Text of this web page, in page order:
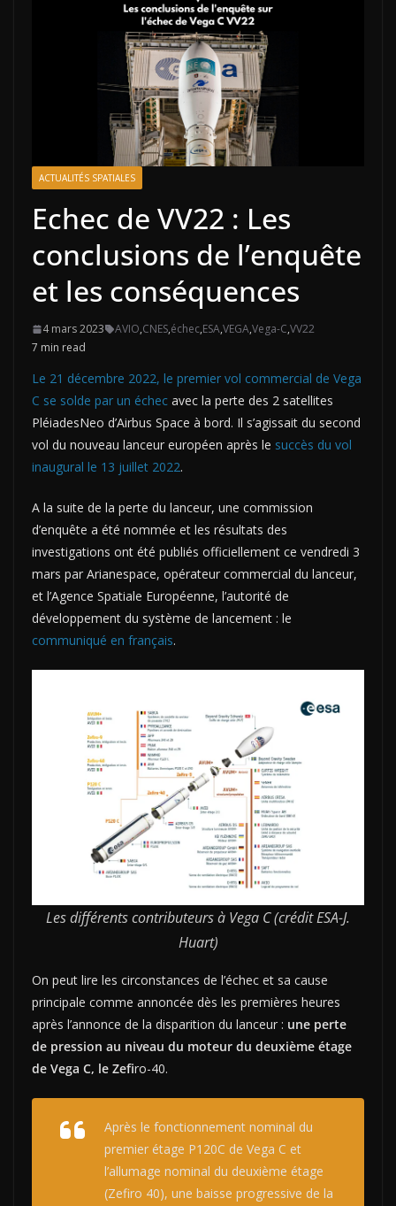
ACTUALITÉS SPATIALES
Echec de VV22 : Les
conclusions de l’enquête
et les conséquences
4 mars 2023 AVIO,CNES,échec,ESA,VEGA,Vega-C,VV22
7 min read
Le 21 décembre 2022, le premier vol commercial de Vega
C se solde par un échec avec la perte des 2 satellites
PléiadesNeo d’Airbus Space à bord. Il s’agissait du second
vol du nouveau lanceur européen après le succès du vol
inaugural le 13 juillet 2022.
A la suite de la perte du lanceur, une commission
d’enquête a été nommée et les résultats des
investigations ont été publiés officiellement ce vendredi 3
mars par Arianespace, opérateur commercial du lanceur,
et l’Agence Spatiale Européenne, l’autorité de
développement du système de lancement : le
communiqué en français.
Les différents contributeurs à Vega C (crédit ESA-J.
Huart)
On peut lire les circonstances de l’échec et sa cause
principale comme annoncée dès les premières heures
après l’annonce de la disparition du lanceur : une perte
de pression au niveau du moteur du deuxième étage
de Vega C, le Zefiro-40.
Après le fonctionnement nominal du
premier étage P120C de Vega C et
l’allumage nominal du deuxième étage
(Zefiro 40), une baisse progressive de la